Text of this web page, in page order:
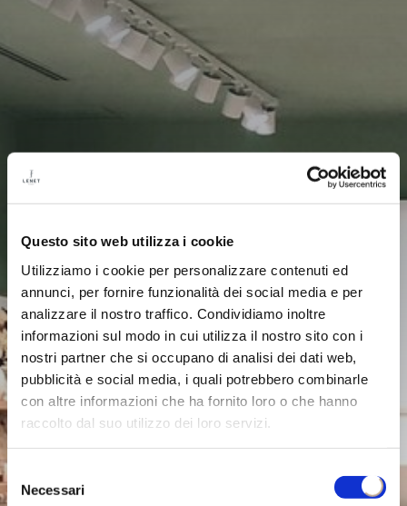
Questo sito web utilizza i cookie
Utilizziamo i cookie per personalizzare contenuti ed
annunci, per fornire funzionalità dei social media e per
analizzare il nostro traffico. Condividiamo inoltre
informazioni sul modo in cui utilizza il nostro sito con i
nostri partner che si occupano di analisi dei dati web,
pubblicità e social media, i quali potrebbero combinarle
con altre informazioni che ha fornito loro o che hanno
raccolto dal suo utilizzo dei loro servizi.
Selezione
delNecessari